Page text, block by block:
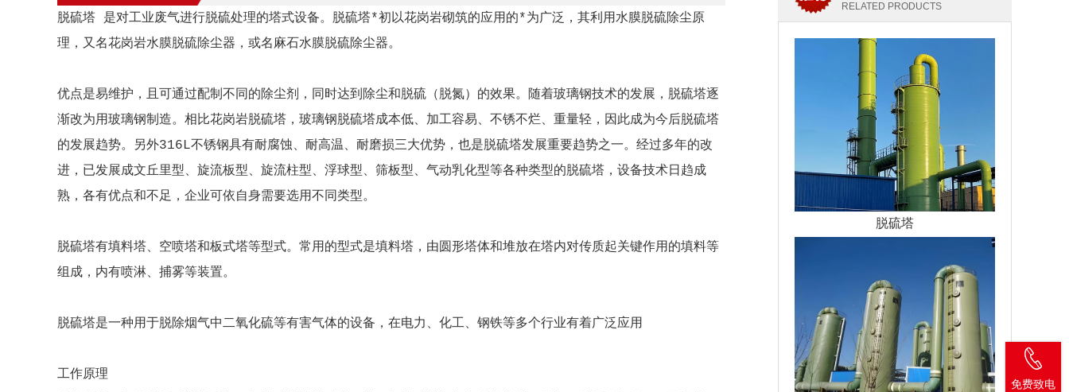
脱硫塔 是对工业废气进行脱硫处理的塔式设备。脱硫塔*初以花岗岩砌筑的应用的*为广泛，其利用水膜脱硫除尘原
理，又名花岗岩水膜脱硫除尘器，或名麻石水膜脱硫除尘器。
优点是易维护，且可通过配制不同的除尘剂，同时达到除尘和脱硫（脱氮）的效果。随着玻璃钢技术的发展，脱硫塔逐
渐改为用玻璃钢制造。相比花岗岩脱硫塔，玻璃钢脱硫塔成本低、加工容易、不锈不烂、重量轻，因此成为今后脱硫塔
的发展趋势。另外316L不锈钢具有耐腐蚀、耐高温、耐磨损三大优势，也是脱硫塔发展重要趋势之一。经过多年的改
进，已发展成文丘里型、旋流板型、旋流柱型、浮球型、筛板型、气动乳化型等各种类型的脱硫塔，设备技术日趋成
熟，各有优点和不足，企业可依自身需要选用不同类型。
脱硫塔有填料塔、空喷塔和板式塔等型式。常用的型式是填料塔，由圆形塔体和堆放在塔内对传质起关键作用的填料等
组成，内有喷淋、捕雾等装置。
脱硫塔是一种用于脱除烟气中二氧化硫等有害气体的设备，在电力、化工、钢铁等多个行业有着广泛应用
工作原理
RELATED PRODUCTS
脱硫塔
免费致电